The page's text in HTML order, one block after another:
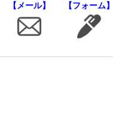
【メール】 【フォーム】